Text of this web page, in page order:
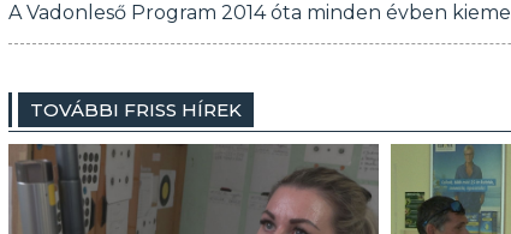
A Vadonleső Program 2014 óta minden évben
TOVÁBBI FRISS HÍREK